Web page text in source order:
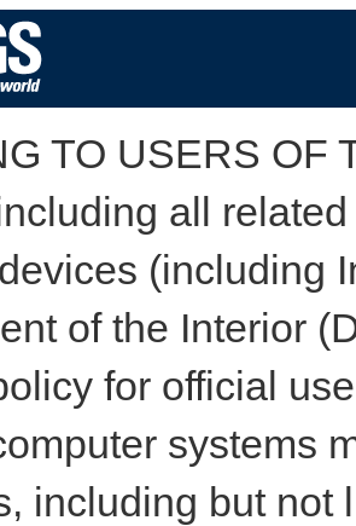
TO USERS OF
all
(including
of the Interior
for official
systems
including but not